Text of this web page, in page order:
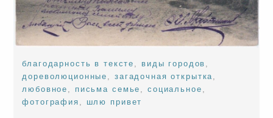
благодарность в тексте виды городов
дореволюционные
загадочная открытка
любовное
письма семье социальное
фотография
шлю привет